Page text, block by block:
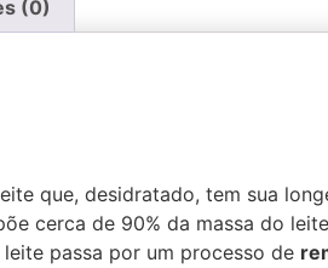
(0)
que, desidratado, tem sua
cerca de 90% da massa do
passa por um processo de